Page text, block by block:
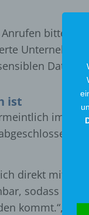
bitte
Daten
ist
im
direkt mit uns
sodass die
kommt.“, so